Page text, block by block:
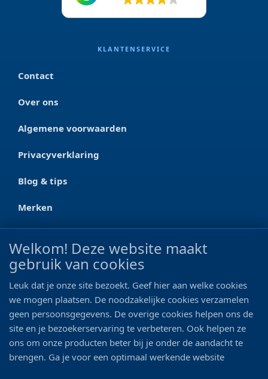
KLANTENSERVICE
Contact
Over ons
Algemene voorwaarden
Privacyverklaring
Blog & tips
Merken
CONTACT
Ootmarsumseweg 125a
0546 - 622 990
06 - 11 19 81 42
info@bo-vis.nl
Welkom! Deze website maakt
gebruik van cookies
Leuk dat je onze site bezoekt. Geef hier aan welke cookies
we mogen plaatsen. De noodzakelijke cookies verzamelen
geen persoonsgegevens. De overige cookies helpen ons de
site en je bezoekerservaring te verbeteren. Ook helpen ze
ons om onze producten beter bij je onder de aandacht te
brengen. Ga je voor een optimaal werkende website